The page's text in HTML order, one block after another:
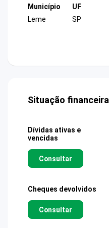
Município
Leme
UF
SP
Situação financeira
Dívidas ativas e
vencidas
Consultar
Cheques devolvidos
Consultar